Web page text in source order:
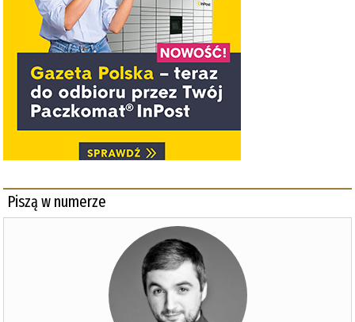
Piszą w numerze